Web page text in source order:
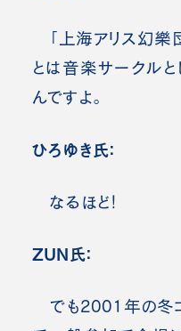
「上海アリス幻樂団
とは音楽サークル
んですよ。
ひろゆき氏：
なるほど！
ZUN氏：
でも2001年の冬コ